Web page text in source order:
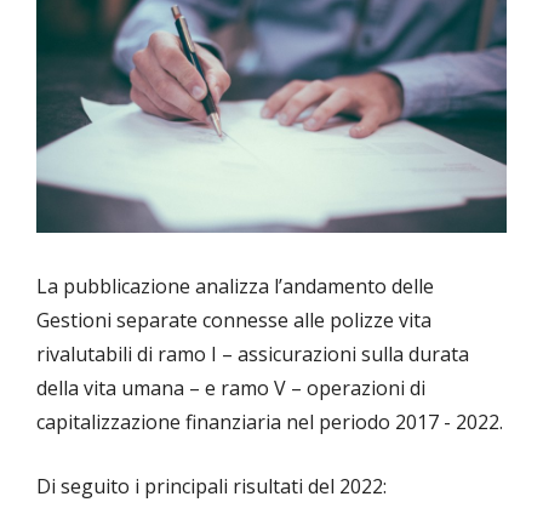
La pubblicazione analizza l’andamento delle
Gestioni separate connesse alle polizze vita
rivalutabili di ramo I – assicurazioni sulla durata
della vita umana – e ramo V – operazioni di
capitalizzazione finanziaria nel periodo 2017 - 2022.
Di seguito i principali risultati del 2022: